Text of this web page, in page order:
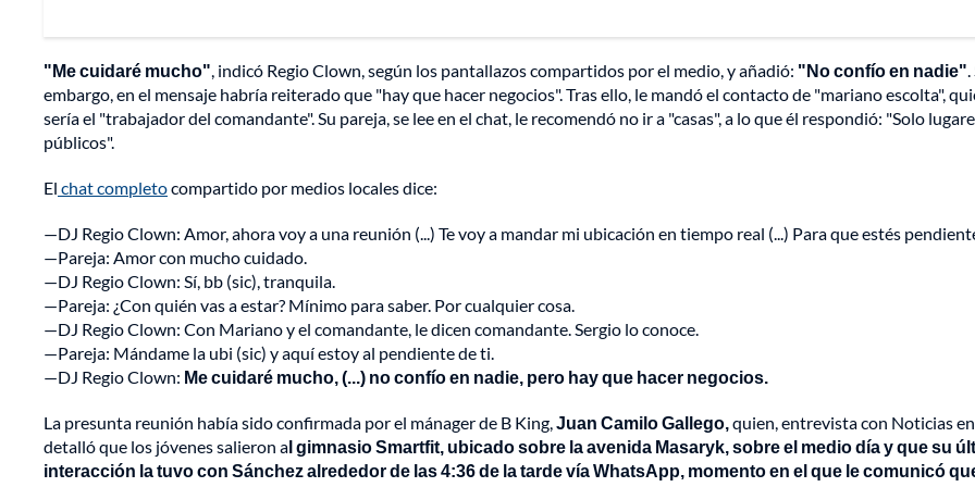
"Me cuidaré mucho", indicó Regio Clown, según los pantallazos compartidos por el medio, y añadió: "No confío en nadie".
embargo, en el mensaje habría reiterado que "hay que hacer negocios". Tras ello, le mandó el contacto de "mariano escolta",
sería el "trabajador del comandante". Su pareja, se lee en el chat, le recomendó no ir a "casas", a lo que él respondió: "Solo
públicos".
El chat completocompartido por medios locales dice:
—DJ Regio Clown: Amor, ahora voy a una reunión (...) Te voy a mandar mi ubicación en tiempo real (...) Para que estés
—Pareja: Amor con mucho cuidado.
—DJ Regio Clown: Sí, bb (sic), tranquila.
—Pareja: ¿Con quién vas a estar? Mínimo para saber. Por cualquier cosa.
—DJ Regio Clown: Con Mariano y el comandante, le dicen comandante. Sergio lo conoce.
—Pareja: Mándame la ubi (sic) y aquí estoy al pendiente de ti.
—DJ Regio Clown: Me cuidaré mucho, (...) no confío en nadie, pero hay que hacer negocios.
La presunta reunión había sido confirmada por el mánager de B King,Juan Camilo Gallego,quien, entrevista con Noticias
detalló que los jóvenes salieron al gimnasio Smartfit, ubicado sobre la avenida Masaryk, sobre el medio día y que su
interacción la tuvo con Sánchez alrededor de las 4:36 de la tarde vía WhatsApp, momento en el que le comunicó